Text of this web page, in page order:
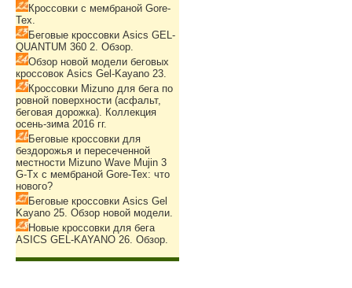
Кроссовки с мембраной Gore-
Tex.
Беговые кроссовки Asics GEL-
QUANTUM 360 2. Обзор.
Обзор новой модели беговых
кроссовок Asics Gel-Kayano 23.
Кроссовки Mizuno для бега по
ровной поверхности (асфальт,
беговая дорожка). Коллекция
осень-зима 2016 гг.
Беговые кроссовки для
бездорожья и пересеченной
местности Mizuno Wave Mujin 3
G-Tx с мембраной Gore-Tex: что
нового?
Беговые кроссовки Asics Gel
Kayano 25. Обзор новой модели.
Новые кроссовки для бега
ASICS GEL-KAYANO 26. Обзор.